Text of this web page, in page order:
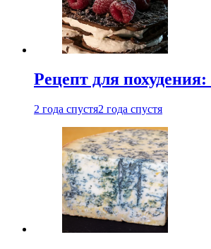
Рецепт для
2 года спустя2 года спустя